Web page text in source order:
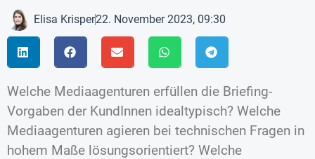
Elisa Krisper22. November 2023, 09:30
Welche Mediaagenturen erfüllen die Briefing-
Vorgaben der KundInnen idealtypisch? Welche
Mediaagenturen agieren bei technischen Fragen in
hohem Maße lösungsorientiert? Welche